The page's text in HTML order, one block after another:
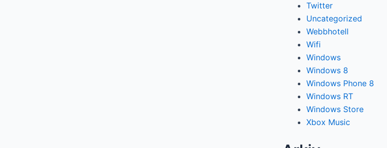
Twitter
Uncategorized
Webbhotell
Wifi
Windows
Windows 8
Windows Phone 8
Windows RT
Windows Store
Xbox Music